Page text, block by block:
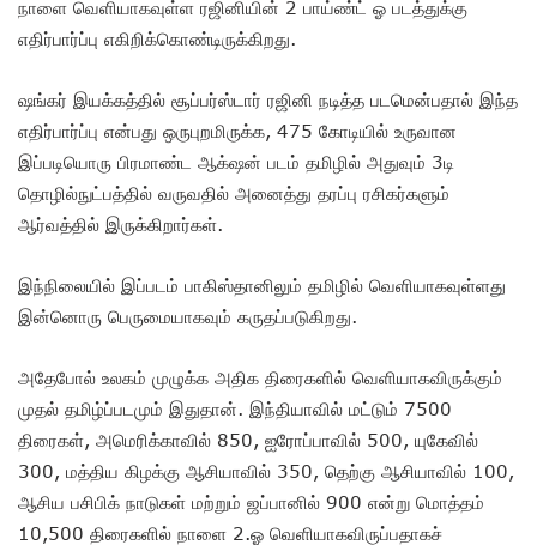
நாளை வெளியாகவுள்ள ரஜினியின் 2 பாய்ண்ட் ஓ படத்துக்கு
எதிர்பார்ப்பு எகிறிக்கொண்டிருக்கிறது.
ஷங்கர் இயக்கத்தில் சூப்பர்ஸ்டார் ரஜினி நடித்த படமென்பதால் இந்த
எதிர்பார்ப்பு என்பது ஒருபுறமிருக்க, 475 கோடியில் உருவான
இப்படியொரு பிரமாண்ட ஆக்‌ஷன் படம் தமிழில் அதுவும் 3டி
தொழில்நுட்பத்தில் வருவதில் அனைத்து தரப்பு ரசிகர்களும்
ஆர்வத்தில் இருக்கிறார்கள்.
இந்நிலையில் இப்படம் பாகிஸ்தானிலும் தமிழில் வெளியாகவுள்ளது
இன்னொரு பெருமையாகவும் கருதப்படுகிறது.
அதேபோல் உலகம் முழுக்க அதிக திரைகளில் வெளியாகவிருக்கும்
முதல் தமிழ்ப்படமும் இதுதான். இந்தியாவில் மட்டும் 7500
திரைகள், அமெரிக்காவில் 850, ஐரோப்பாவில் 500, யுகேவில்
300, மத்திய கிழக்கு ஆசியாவில் 350, தெற்கு ஆசியாவில் 100,
ஆசிய பசிபிக் நாடுகள் மற்றும் ஜப்பானில் 900 என்று மொத்தம்
10,500 திரைகளில் நாளை 2.ஓ வெளியாகவிருப்பதாகச்